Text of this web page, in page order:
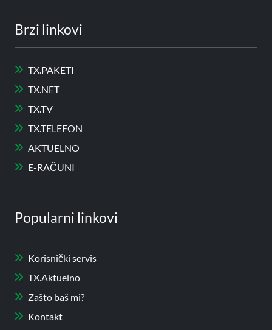
Brzi linkovi
TX.PAKETI
TX.NET
TX.TV
TX.TELEFON
AKTUELNO
E-RAČUNI
Popularni linkovi
Korisnički servis
TX.Aktuelno
Zašto baš mi?
Kontakt